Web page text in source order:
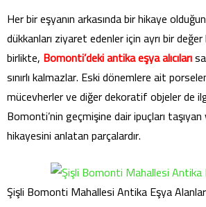
Her bir eşyanın arkasında bir hikaye
dükkanları ziyaret edenler için ayrı bir
birlikte, Bomonti’deki antika eşya alıcıları
sınırlı kalmazlar. Eski dönemlere ait
mücevherler ve diğer dekoratif objeler de
Bomonti’nin geçmişine dair ipuçları
hikayesini anlatan parçalardır.
Şişli Bomonti Mahallesi Antika Eşya Alanlar